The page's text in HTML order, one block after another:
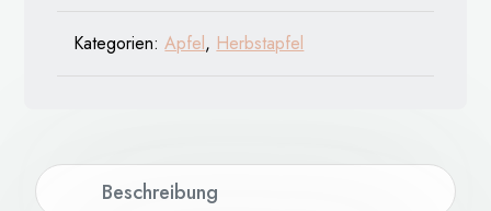
Kategorien:Apfel, Herbstapfel
Beschreibung